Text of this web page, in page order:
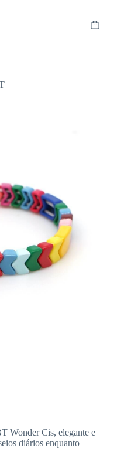
Carrinho
Wonder Cis, elegante e
diários enquanto